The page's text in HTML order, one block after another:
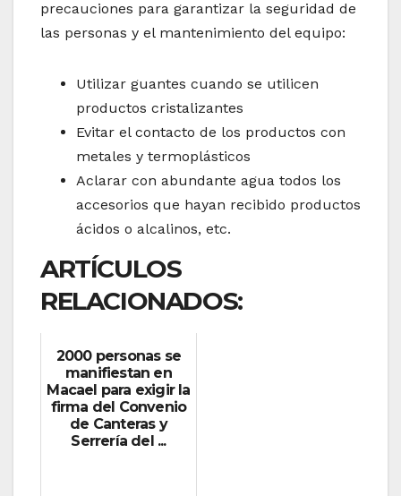
precauciones para garantizar la seguridad de
las personas y el mantenimiento del equipo:
Utilizar guantes cuando se utilicen
productos cristalizantes
Evitar el contacto de los productos con
metales y termoplásticos
Aclarar con abundante agua todos los
accesorios que hayan recibido productos
ácidos o alcalinos, etc.
ARTÍCULOS
RELACIONADOS:
2000 personas se
manifiestan en
Macael para exigir la
firma del Convenio
de Canteras y
Serrería del ...